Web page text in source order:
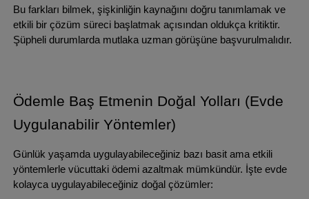
Bu farkları bilmek, şişkinliğin kaynağını doğru tanımlamak ve
etkili bir çözüm süreci başlatmak açısından oldukça kritiktir.
Şüpheli durumlarda mutlaka uzman görüşüne başvurulmalıdır.
Ödemle Baş Etmenin Doğal Yolları (Evde
Uygulanabilir Yöntemler)
Günlük yaşamda uygulayabileceğiniz bazı basit ama etkili
yöntemlerle vücuttaki ödemi azaltmak mümkündür. İşte evde
kolayca uygulayabileceğiniz doğal çözümler: